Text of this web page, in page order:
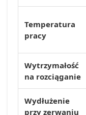
Temperatura
pracy
Wytrzymałość
na rozciąganie
Wydłużenie
przy zerwaniu